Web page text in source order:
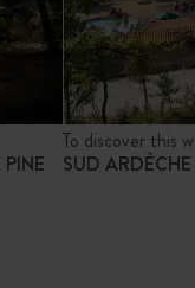
To discover this
SUD ARDÈCHE